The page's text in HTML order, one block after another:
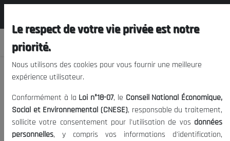
Nous vous prions de nous
excuser, mais l'accès à ce
contenu est restreint.
Le respect de votre vie privée est notre
priorité.
Nous utilisons des cookies pour vous fournir une meilleure
expérience utilisateur.
Conformément à la Loi n°18-07, le Conseil National Économique,
Social et Environnemental (CNESE), responsable du traitement,
sollicite votre consentement pour l'utilisation de vos données
personnelles, y compris vos informations d'identification,